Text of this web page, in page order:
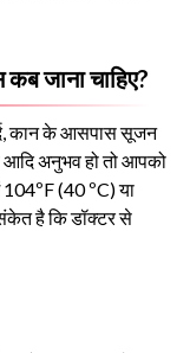
जाना चाहिए?
कान के आसपास सूजन
आदि अनुभव हो तो आपको
104ºF (40 ºC) या
है कि डॉक्टर से